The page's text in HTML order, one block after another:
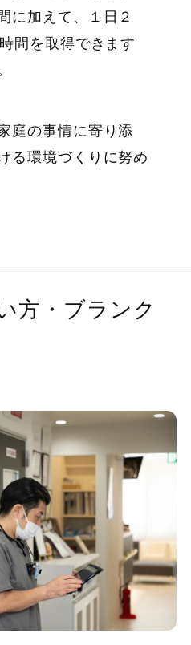
に加えて、１日２
間を取得できます
庭の事情に寄り添
る環境づくりに努め
方・ブランク